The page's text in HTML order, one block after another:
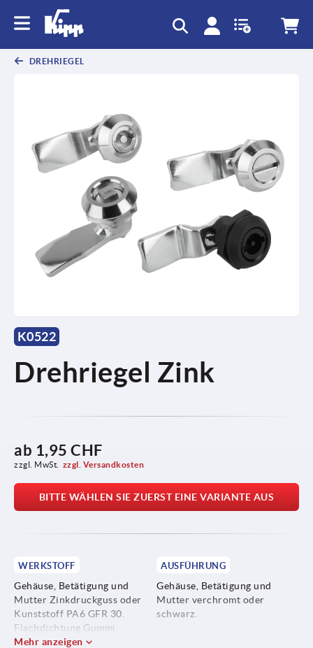
DREHRIEGEL
K0522
Drehriegel Zink
ab 1,95 CHF
zzgl. MwSt. zzgl. Versandkosten
BITTE WÄHLEN SIE ZUERST EINE VARIANTE AUS
WERKSTOFF
Gehäuse, Betätigung und
Mutter Zinkdruckguss oder
Kunststoff PA6 GFR 30.
Flachdichtung Gummi.
AUSFÜHRUNG
Gehäuse, Betätigung und
Mutter verchromt oder
schwarz.
Mehr anzeigen